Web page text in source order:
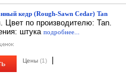
кедр (Rough-Sawn Cedar) Tan
Цвет по производителю: Tan.
штука подробнее...
Цены (1)